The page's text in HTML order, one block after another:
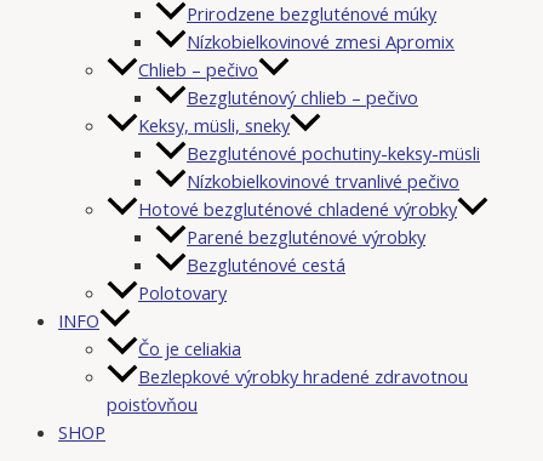
Prirodzene bezgluténové múky
Nízkobielkovinové zmesi Apromix
Chlieb – pečivo
Bezgluténový chlieb – pečivo
Keksy, müsli, sneky
Bezgluténové pochutiny-keksy-müsli
Nízkobielkovinové trvanlivé pečivo
Hotové bezgluténové chladené výrobky
Parené bezgluténové výrobky
Bezgluténové cestá
Polotovary
INFO
Čo je celiakia
Bezlepkové výrobky hradené zdravotnou
poisťovňou
SHOP